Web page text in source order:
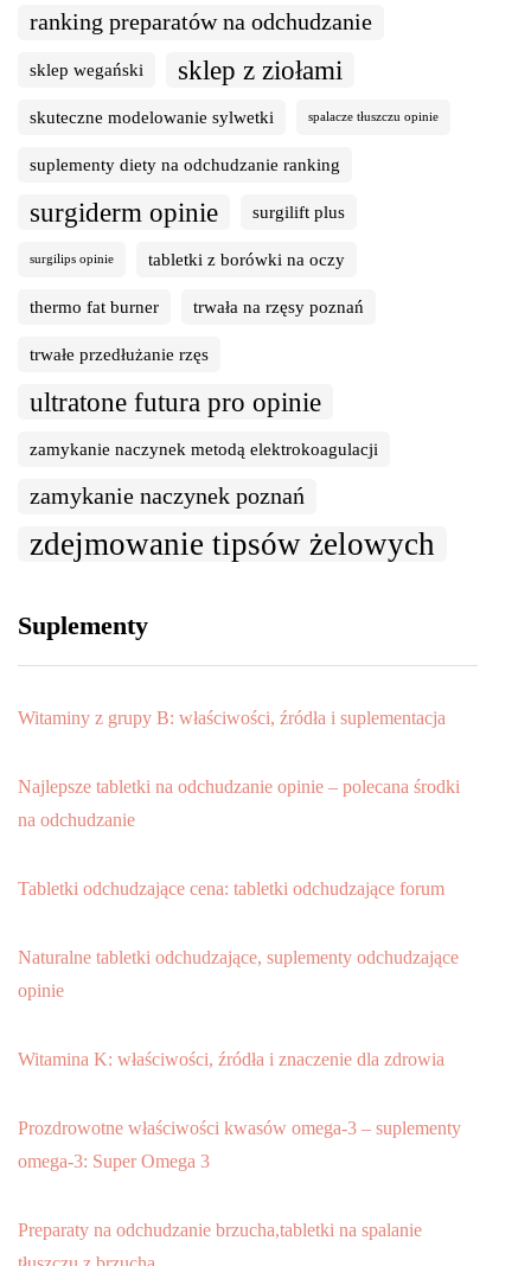
ranking preparatów na odchudzanie
sklep wegański sklep z ziołami
skuteczne modelowanie sylwetki spalacze tłuszczu opinie
suplementy diety na odchudzanie ranking
surgiderm opinie surgilift plus
surgilips opinie tabletki z borówki na oczy
thermo fat burner trwała na rzęsy poznań
trwałe przedłużanie rzęs
ultratone futura pro opinie
zamykanie naczynek metodą elektrokoagulacji
zamykanie naczynek poznań
zdejmowanie tipsów żelowych
Suplementy
Witaminy z grupy B: właściwości, źródła i suplementacja
Najlepsze tabletki na odchudzanie opinie – polecana środki
na odchudzanie
Tabletki odchudzające cena: tabletki odchudzające forum
Naturalne tabletki odchudzające, suplementy odchudzające
opinie
Witamina K: właściwości, źródła i znaczenie dla zdrowia
Prozdrowotne właściwości kwasów omega-3 – suplementy
omega-3: Super Omega 3
Preparaty na odchudzanie brzucha,tabletki na spalanie